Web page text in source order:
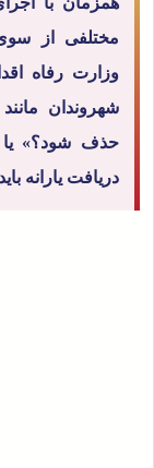
مختلفی از
وزارت رفاه
شهروندان
حذف شود؟» یا
دریافت یارانه